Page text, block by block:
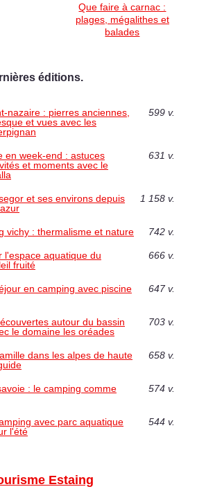
Que faire à carnac :
plages, mégalithes et
balades
éditions.
nazaire : pierres anciennes,
et vues avec les
599 v.
en week-end : astuces
et moments avec le
631 v.
et ses environs depuis
1 158 v.
vichy : thermalisme et nature 742 v.
l'espace aquatique du
fruité
666 v.
en camping avec piscine
647 v.
autour du bassin
le domaine les oréades
703 v.
dans les alpes de haute
658 v.
: le camping comme
574 v.
avec parc aquatique
l'été
544 v.
Estaing